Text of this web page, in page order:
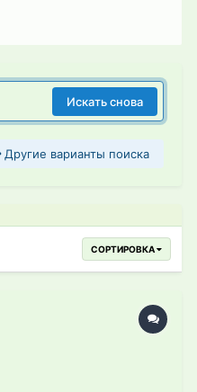
Искать снова
Другие варианты поиска
СОРТИРОВКА